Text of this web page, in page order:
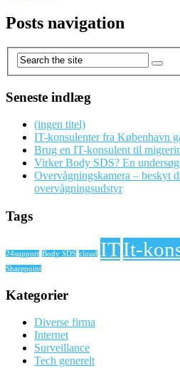
Posts navigation
Seneste indlæg
(ingen titel)
IT-konsulenter fra København
Brug en IT-konsulent til
Virker Body SDS? En
Overvågningskamera – beskyt
overvågningsudstyr
Tags
24support Body SDS cloud ITIt-
Sharepoint
Kategorier
Diverse firma
Internet
Surveillance
Tech generelt